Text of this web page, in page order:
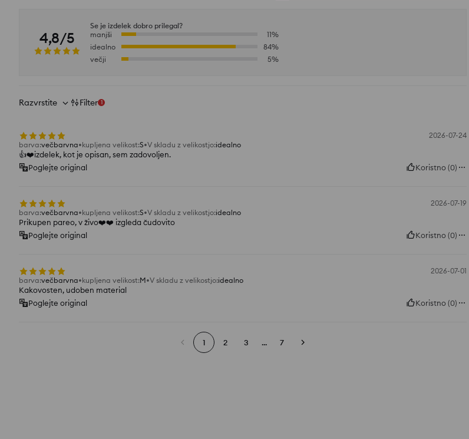
4,8/5
Se je izdelek dobro prilegal?
manjši
11%
idealno
84%
večji
5%
Razvrstite Filter 1
2026-07-24
barva:večbarvna kupljena velikost:S V skladu z velikostjo:idealno
👍️❤️izdelek, kot je opisan, sem zadovoljen.
Poglejte original
Koristno(0)
2026-07-19
barva:večbarvna kupljena velikost:S V skladu z velikostjo:idealno
Prikupen pareo, v živo❤️❤️ izgleda čudovito
Poglejte original
Koristno(0)
2026-07-01
barva:večbarvna kupljena velikost:M V skladu z velikostjo:idealno
Kakovosten, udoben material
Poglejte original
Koristno(0)
1 2 3 ... 7